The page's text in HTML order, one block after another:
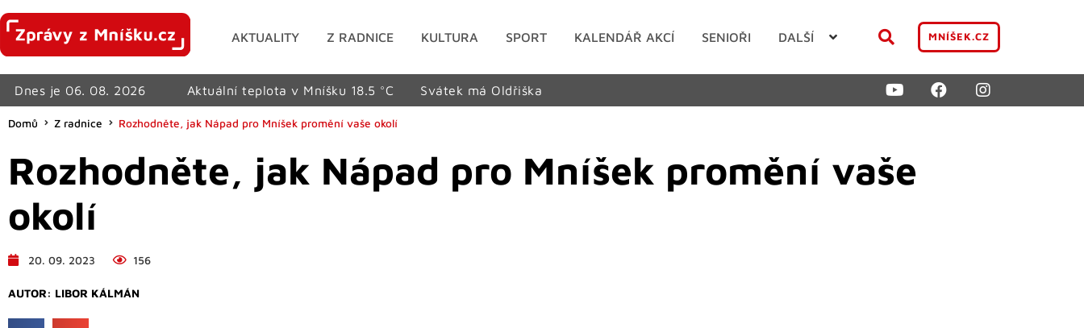
AKTUALITY Z RADNICE KULTURA SPORT KALENDÁŘ AKCÍ SENIOŘI DALŠÍ MNÍŠEK.CZ
Dnes je 06. 08. 2026 Aktuální teplota v Mníšku 18.5 °C Svátek má Oldřiška
Domů Z radnice Rozhodněte, jak Nápad pro Mníšek promění vaše okolí
Rozhodněte, jak Nápad pro Mníšek promění vaše
okolí
20. 09. 2023 156
AUTOR: LIBOR KÁLMÁN